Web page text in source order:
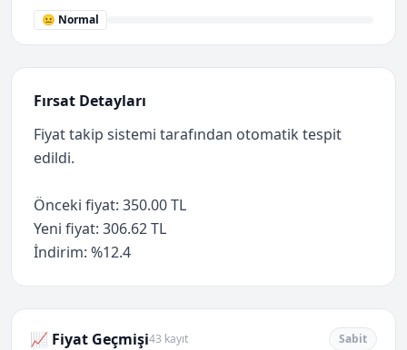
😐 Normal
Fırsat Detayları
Fiyat takip sistemi tarafından otomatik tespit
edildi.
Önceki fiyat: 350.00 TL
Yeni fiyat: 306.62 TL
İndirim: %12.4
📈 Fiyat Geçmişi43 kayıt Sabit